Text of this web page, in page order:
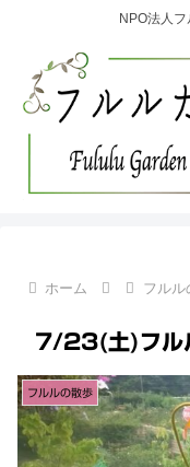
NPO法人
ホーム フルル
7/23(土)フル
フルルの散歩